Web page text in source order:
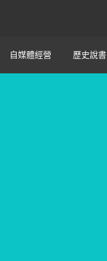
自媒體經營 歷史說書